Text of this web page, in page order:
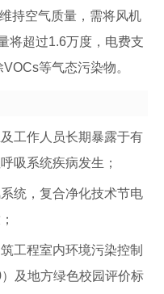
持空气质量，需将风机
将超过1.6万度，电费支
等气态污染物。
及工作人员长期暴露于有
吸系统疾病发生；
统，复合净化技术节电
工程室内环境污染控制
及地方绿色校园评价标